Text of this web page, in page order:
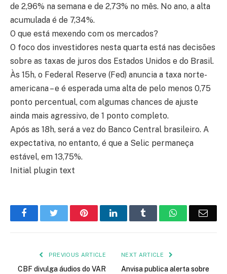
de 2,96% na semana e de 2,73% no mês. No ano, a alta
acumulada é de 7,34%.
O que está mexendo com os mercados?
O foco dos investidores nesta quarta está nas decisões
sobre as taxas de juros dos Estados Unidos e do Brasil.
Às 15h, o Federal Reserve (Fed) anuncia a taxa norte-
americana – e é esperada uma alta de pelo menos 0,75
ponto percentual, com algumas chances de ajuste
ainda mais agressivo, de 1 ponto completo.
Após as 18h, será a vez do Banco Central brasileiro. A
expectativa, no entanto, é que a Selic permaneça
estável, em 13,75%.
Initial plugin text
FacebookTwitter PinterestLinkedIn Tumblr WhatsApp
PREVIOUS ARTICLE
CBF divulga áudios do VAR
NEXT ARTICLE
Anvisa publica alerta sobre